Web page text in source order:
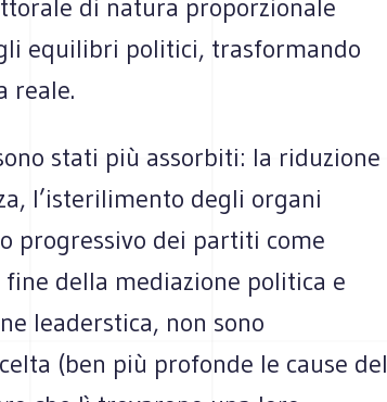
di natura proporzionale
equilibri politici, trasformando
reale.
stati più assorbiti: la riduzione
l’isterilimento degli organi
progressivo dei partiti come
della mediazione politica e
leaderstica, non sono
(ben più profonde le cause del